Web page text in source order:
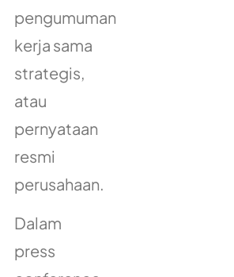
pengumuman
kerja sama
strategis,
atau
pernyataan
resmi
perusahaan.
Dalam
press